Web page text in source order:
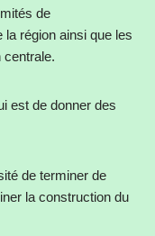
de
région ainsi que les
centrale.
est de donner des
de terminer de
la construction du